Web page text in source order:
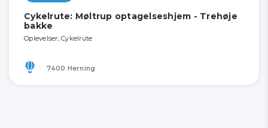
Cykelrute: Møltrup optagelseshjem - Trehøje
bakke
Oplevelser, Cykelrute
7400 Herning